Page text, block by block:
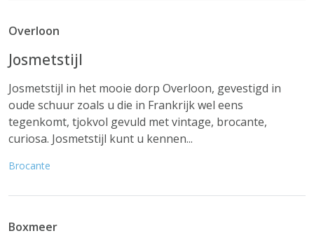
Overloon
Josmetstijl
Josmetstijl in het mooie dorp Overloon, gevestigd in
oude schuur zoals u die in Frankrijk wel eens
tegenkomt, tjokvol gevuld met vintage, brocante,
curiosa. Josmetstijl kunt u kennen...
Brocante
Boxmeer